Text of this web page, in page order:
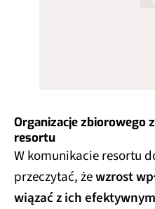
Organizacje zbiorowego
resortu
W komunikacie resortu
przeczytać, żewzrost
wiązać z ich